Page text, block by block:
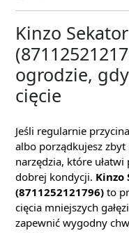
Kinzo
ogrodzie,
cięcie
Jeśli regularnie
albo porządkujesz
narzędzia, które
dobrej kondycji. Kinzo
(8711252121796) to
cięcia mniejszych
zapewnić wygodny